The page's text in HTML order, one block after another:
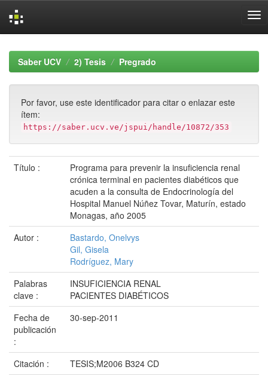
navigationSaber UCV 2) Tesis Pregrado
Por favor, use este identificador para citar o enlazar este
ítem:
https://saber.ucv.ve/jspui/handle/10872/353
Título :
Programa para prevenir la insuficiencia renal
crónica terminal en pacientes diabéticos que
acuden a la consulta de Endocrinología del
Hospital Manuel Núñez Tovar, Maturín, estado
Monagas, año 2005
Autor :
Bastardo, Onelvys
Gil, Gisela
Rodríguez, Mary
Palabras
clave :
INSUFICIENCIA RENAL
PACIENTES DIABÉTICOS
Fecha de
publicación
:
30-sep-2011
Citación :
TESIS;M2006 B324 CD